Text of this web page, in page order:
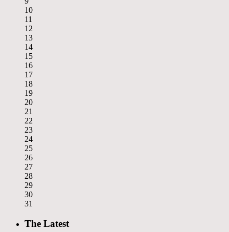
10
11
12
13
14
15
16
17
18
19
20
21
22
23
24
25
26
27
28
29
30
31
The Latest